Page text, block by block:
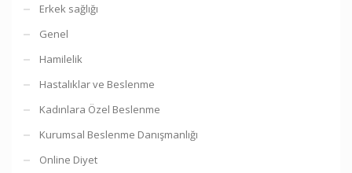
Erkek sağlığı
Genel
Hamilelik
Hastalıklar ve Beslenme
Kadınlara Özel Beslenme
Kurumsal Beslenme Danışmanlığı
Online Diyet